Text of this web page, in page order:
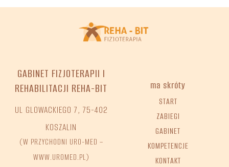
GABINET FIZJOTERAPII I
REHABILITACJI REHA-BIT
UL GLOWACKIEGO 7, 75-402
KOSZALIN
(W PRZYCHODNI URO-MED –
WWW.UROMED.PL)
ma skróty
START
ZABIEGI
GABINET
KOMPETENCJE
KONTAKT